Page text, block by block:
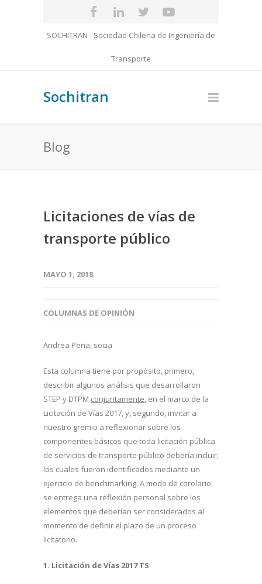
SOCHITRAN - Sociedad Chilena de Ingeniería de
Transporte
Sochitran
Blog
Licitaciones de vías de
transporte público
MAYO 1, 2018
COLUMNAS DE OPINIÓN
Andrea Peña, socia
Esta columna tiene por propósito, primero,
describir algunos análisis que desarrollaron
STEP y DTPM conjuntamente, en el marco de la
Licitación de Vías 2017, y, segundo, invitar a
nuestro gremio a reflexionar sobre los
componentes básicos que toda licitación pública
de servicios de transporte público debería incluir,
los cuales fueron identificados mediante un
ejercicio de benchmarking. A modo de corolario,
se entrega una reflexión personal sobre los
elementos que deberían ser considerados al
momento de definir el plazo de un proceso
licitatorio.
1. Licitación de Vías 2017 TS